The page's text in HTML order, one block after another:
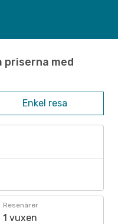
priserna med
Enkel resa
Resenärer
1 vuxen